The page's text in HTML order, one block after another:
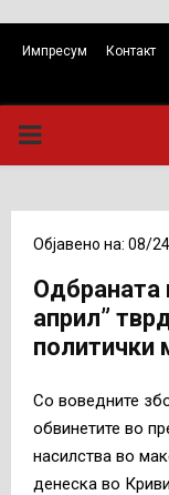
Импресум Контакт
PRIMARY
Објавено на: 08/
Одбраната
април”
политички
Со воведните
обвинетите во
насилства во
денеска во